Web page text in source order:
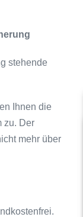
stehende
Ihnen die
zu. Der
mehr über